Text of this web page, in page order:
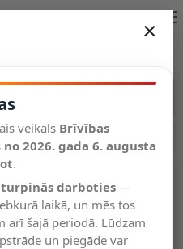
sistēmas
×
veikals Brīvības
no 2026. gada 6. augusta
.
darboties—
laikā, un mēs tos
arī šajā periodā. Lūdzam
un piegāde var